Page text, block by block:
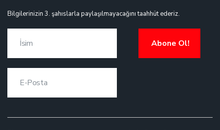
Bilgilerinizin 3. şahıslarla paylaşılmayacağını taahhüt ederiz.
Abone Ol!